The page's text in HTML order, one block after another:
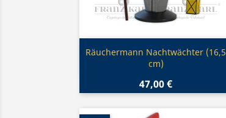
Vorschau
Räuchermann Nachtwächter (16,5
cm)
47,00 €